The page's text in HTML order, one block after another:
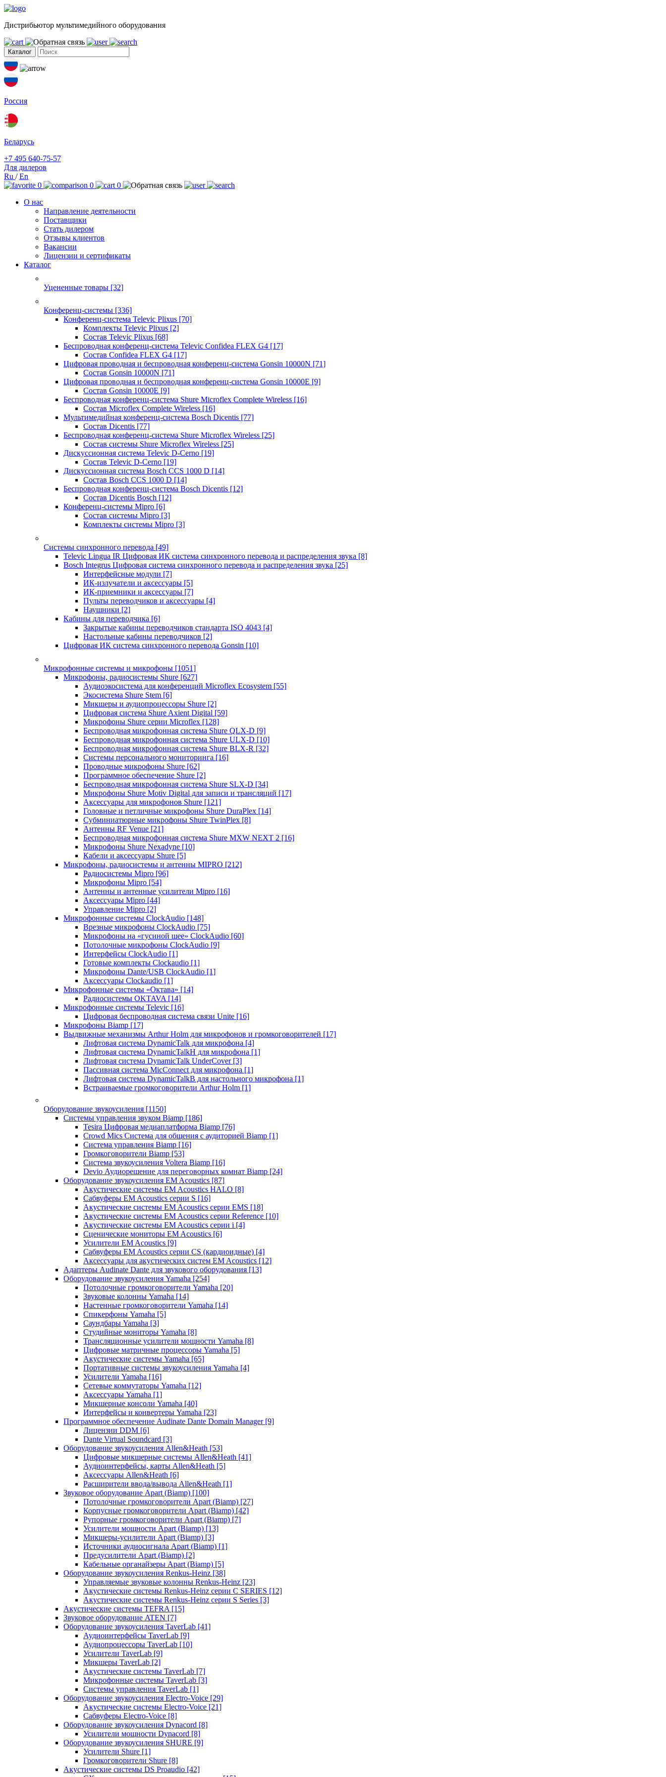
Дистрибьютор мультимедийного оборудования
Каталог
Россия
Беларусь
+7 495 640-75-57
Для дилеров
Ru /En
0
0
0
О нас
Направление деятельности
Поставщики
Стать дилером
Отзывы клиентов
Вакансии
Лицензии и сертификаты
Каталог
Уцененные товары [32]
Конференц-системы [336]
Конференц-система Televic Plixus [70]
Комплекты Televic Plixus [2]
Состав Televic Plixus [68]
Беспроводная конференц-система Televic Confidea FLEX G4 [17]
Состав Confidea FLEX G4 [17]
Цифровая проводная и беспроводная конференц-система Gonsin 10000N [71]
Состав Gonsin 10000N [71]
Цифровая проводная и беспроводная конференц-система Gonsin 10000E [9]
Состав Gonsin 10000E [9]
Беспроводная конференц-система Shure Microflex Complete Wireless [16]
Состав Microflex Complete Wireless [16]
Мультимедийная конференц-система Bosch Dicentis [77]
Состав Dicentis [77]
Беспроводная конференц-система Shure Microflex Wireless [25]
Состав системы Shure Microflex Wireless [25]
Дискуссионная система Televic D-Cerno [19]
Состав Televic D-Cerno [19]
Дискуссионная система Bosch CCS 1000 D [14]
Состав Bosch CCS 1000 D [14]
Беспроводная конференц-система Bosch Dicentis [12]
Состав Dicentis Bosch [12]
Конференц-системы Mipro [6]
Состав системы Mipro [3]
Комплекты системы Mipro [3]
Системы синхронного перевода [49]
Televic Lingua IR Цифровая ИК система синхронного перевода и распределения звука [8]
Bosch Integrus Цифровая система синхронного перевода и распределения звука [25]
Интерфейсные модули [7]
ИК-излучатели и аксессуары [5]
ИК-приемники и аксессуары [7]
Пульты переводчиков и аксессуары [4]
Наушники [2]
Кабины для переводчика [6]
Закрытые кабины переводчиков стандарта ISO 4043 [4]
Настольные кабины переводчиков [2]
Цифровая ИК система синхронного перевода Gonsin [10]
Микрофонные системы и микрофоны [1051]
Микрофоны, радиосистемы Shure [627]
Аудиоэкосистема для конференций Microflex Ecosystem [55]
Экосистема Shure Stem [6]
Микшеры и аудиопроцессоры Shure [2]
Цифровая система Shure Axient Digital [59]
Микрофоны Shure серии Microflex [128]
Беспроводная микрофонная система Shure QLX-D [9]
Беспроводная микрофонная система Shure ULX-D [10]
Беспроводная микрофонная система Shure BLX-R [32]
Системы персонального мониторинга [16]
Проводные микрофоны Shure [62]
Программное обеспечение Shure [2]
Беспроводная микрофонная система Shure SLX-D [34]
Микрофоны Shure Motiv Digital для записи и трансляций [17]
Аксессуары для микрофонов Shure [121]
Головные и петличные микрофоны Shure DuraPlex [14]
Субминиатюрные микрофоны Shure TwinPlex [8]
Антенны RF Venue [21]
Беспроводная микрофонная система Shure MXW NEXT 2 [16]
Микрофоны Shure Nexadyne [10]
Кабели и аксессуары Shure [5]
Микрофоны, радиосистемы и антенны MIPRO [212]
Радиосистемы Mipro [96]
Микрофоны Mipro [54]
Антенны и антенные усилители Mipro [16]
Аксессуары Mipro [44]
Управление Mipro [2]
Микрофонные системы ClockAudio [148]
Врезные микрофоны ClockAudio [75]
Микрофоны на «гусиной шее» ClockAudio [60]
Потолочные микрофоны ClockAudio [9]
Интерфейсы ClockAudio [1]
Готовые комплекты Clockaudio [1]
Микрофоны Dante/USB ClockAudio [1]
Аксессуары Clockaudio [1]
Микрофонные системы «Октава» [14]
Радиосистемы OKTAVA [14]
Микрофонные системы Televic [16]
Цифровая беспроводная система связи Unite [16]
Микрофоны Biamp [17]
Выдвижные механизмы Arthur Holm для микрофонов и громкоговорителей [17]
Лифтовая система DynamicTalk для микрофона [4]
Лифтовая система DynamicTalkH для микрофона [1]
Лифтовая система DynamicTalk UnderCover [3]
Пассивная система MicConnect для микрофона [1]
Лифтовая система DynamicTalkB для настольного микрофона [1]
Встраиваемые громкоговорители Arthur Holm [1]
Оборудование звукоусиления [1150]
Системы управления звуком Biamp [186]
Tesira Цифровая медиаплатформа Biamp [76]
Crowd Mics Система для общения с аудиторией Biamp [1]
Система управления Biamp [16]
Громкоговорители Biamp [53]
Система звукоусиления Voltera Biamp [16]
Devio Аудиорешение для переговорных комнат Biamp [24]
Оборудование звукоусиления EM Acoustics [87]
Акустические системы EM Acoustics HALO [8]
Сабвуферы EM Acoustics серии S [16]
Акустические системы EM Acoustics серии EMS [18]
Акустические системы EM Acoustics серии Reference [10]
Акустические системы EM Acoustics серии i [4]
Сценические мониторы EM Acoustics [6]
Усилители EM Acoustics [9]
Сабвуферы EM Acoustics серии CS (кардиоидные) [4]
Аксессуары для акустических систем EM Acoustics [12]
Адаптеры Audinate Dante для звукового оборудования [13]
Оборудование звукоусиления Yamaha [254]
Потолочные громкоговорители Yamaha [20]
Звуковые колонны Yamaha [14]
Настенные громкоговорители Yamaha [14]
Спикерфоны Yamaha [5]
Саундбары Yamaha [3]
Студийные мониторы Yamaha [8]
Трансляционные усилители мощности Yamaha [8]
Цифровые матричные процессоры Yamaha [5]
Акустические системы Yamaha [65]
Портативные системы звукоусиления Yamaha [4]
Усилители Yamaha [16]
Сетевые коммутаторы Yamaha [12]
Аксессуары Yamaha [1]
Микшерные консоли Yamaha [40]
Интерфейсы и конвертеры Yamaha [23]
Программное обеспечение Audinate Dante Domain Manager [9]
Лицензии DDM [6]
Dante Virtual Soundcard [3]
Оборудование звукоусиления Allen&Heath [53]
Цифровые микшерные системы Allen&Heath [41]
Аудиоинтерфейсы, карты Allen&Heath [5]
Аксессуары Allen&Heath [6]
Расширители ввода/вывода Allen&Heath [1]
Звуковое оборудование Apart (Biamp) [100]
Потолочные громкоговорители Apart (Biamp) [27]
Корпусные громкоговорители Apart (Biamp) [42]
Рупорные громкоговорители Apart (Biamp) [7]
Усилители мощности Apart (Biamp) [13]
Микшеры-усилители Apart (Biamp) [3]
Источники аудиосигнала Apart (Biamp) [1]
Предусилители Apart (Biamp) [2]
Кабельные органайзеры Apart (Biamp) [5]
Оборудование звукоусиления Renkus-Heinz [38]
Управляемые звуковые колонны Renkus-Heinz [23]
Акустические системы Renkus-Heinz серии C SERIES [12]
Акустические системы Renkus-Heinz серии S Series [3]
Акустические системы TEFRA [15]
Звуковое оборудование ATEN [7]
Оборудование звукоусиления TaverLab [41]
Аудиоинтерфейсы TaverLab [9]
Аудиопроцессоры TaverLab [10]
Усилители TaverLab [9]
Микшеры TaverLab [2]
Акустические системы TaverLab [7]
Микрофонные системы TaverLab [3]
Системы управления TaverLab [1]
Оборудование звукоусиления Electro-Voice [29]
Акустические системы Electro-Voice [21]
Сабвуферы Electro-Voice [8]
Оборудование звукоусиления Dynacord [8]
Усилители мощности Dynacord [8]
Оборудование звукоусиления SHURE [9]
Усилители Shure [1]
Громкоговорители Shure [8]
Акустические системы DS Proaudio [42]